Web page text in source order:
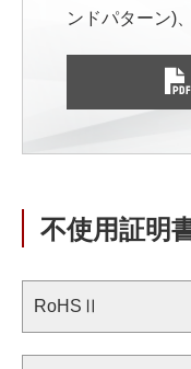
ンドパターン)
不使用証明
RoHSⅡ